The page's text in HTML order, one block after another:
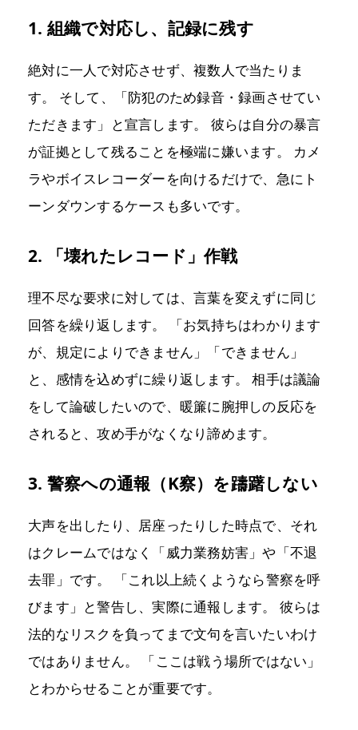
1. 組織で対応し、記録に残す
絶対に一人で対応させず、複数人で当たりま
す。 そして、「防犯のため録音・録画させてい
ただきます」と宣言します。 彼らは自分の暴言
が証拠として残ることを極端に嫌います。 カメ
ラやボイスレコーダーを向けるだけで、急にト
ーンダウンするケースも多いです。
2. 「壊れたレコード」作戦
理不尽な要求に対しては、言葉を変えずに同じ
回答を繰り返します。 「お気持ちはわかります
が、規定によりできません」「できません」
と、感情を込めずに繰り返します。 相手は議論
をして論破したいので、暖簾に腕押しの反応を
されると、攻め手がなくなり諦めます。
3. 警察への通報（K察）を躊躇しない
大声を出したり、居座ったりした時点で、それ
はクレームではなく「威力業務妨害」や「不退
去罪」です。 「これ以上続くようなら警察を呼
びます」と警告し、実際に通報します。 彼らは
法的なリスクを負ってまで文句を言いたいわけ
ではありません。 「ここは戦う場所ではない」
とわからせることが重要です。